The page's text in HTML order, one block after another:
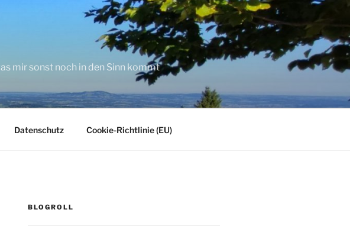
mir sonst noch in den Sinn kommt
Datenschutz Cookie-Richtlinie (EU)
BLOGROLL